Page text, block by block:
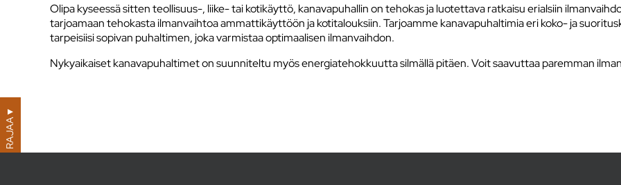
Olipa kyseessä sitten teollisuus-, liike- tai kotikäyttö, kanavapuhallin on tehokas ja luotettava ratkaisu erialsiin
tarjoamaan tehokasta ilmanvaihtoa ammattikäyttöön ja kotitalouksiin. Tarjoamme kanavapuhaltimia eri koko- ja
tarpeisiisi sopivan puhaltimen, joka varmistaa optimaalisen ilmanvaihdon.
Nykyaikaiset kanavapuhaltimet on suunniteltu myös energiatehokkuutta silmällä pitäen. Voit saavuttaa paremman
RAJAA
▼